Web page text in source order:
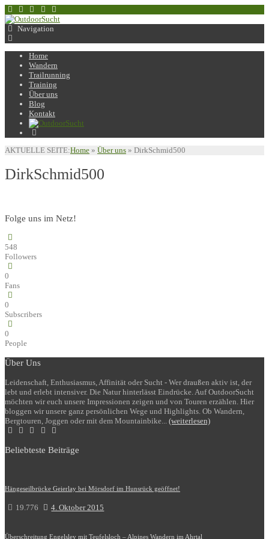
Navigation
Home
Wandern
Trailrunning
Training
Über uns
Blog
Kontakt
AKTUELLE SEITE:Home » Über uns » DirkSchmid500
DirkSchmid500
Folge uns im Netz!
548
Followers
0
Fans
0
Subscribers
0
People
Über Uns
Leidenschaft, Enthusiasmus, Affinität oder Sucht - Wer draußen aktiv ist, der
lebt und erlebt intensiver. Die Natur hinterlässt Eindrücke. Auf OutdoorSucht
möchten wir euch unsere Impressionen zeigen und von Touren erzählen. Hier
bloggen wir unsere ganz persönlichen Wege und Highlights. Ob Wandern,
Bergtouren, Joggen oder mit dem Mountainbike... (weiterlesen)
Beliebteste Beiträge
Hängeseilbrücke Geierlay bei Mörsdorf im Hunsrück geöffnet!
19.776 4. Oktober 2015
Überschreitung Engelsley mit Teufelsloch – Alpines Wandern im Ahrtal